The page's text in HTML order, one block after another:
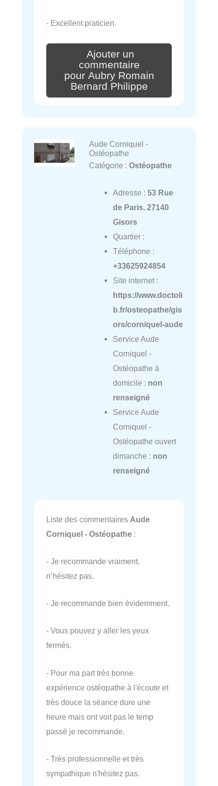
- Excellent praticien.
Ajouter un
commentaire
pour Aubry Romain
Bernard Philippe
Aude Corniquel -
Ostéopathe
Catégorie : Ostéopathe
Adresse : 53 Rue
de Paris, 27140
Gisors
Quartier :
Téléphone :
+33625924854
Site internet :
https://www.doctoli
b.fr/osteopathe/gis
ors/corniquel-aude
Service Aude
Corniquel -
Ostéopathe à
domicile : non
renseigné
Service Aude
Corniquel -
Ostéopathe ouvert
dimanche : non
renseigné
Liste des commentaires Aude
Corniquel - Ostéopathe :
- Je recommande vraiment,
n’hésitez pas.
- Je recommande bien évidemment.
- Vous pouvez y aller les yeux
fermés.
- Pour ma part très bonne
expérience ostéopathe à l'écoute et
très douce la séance dure une
heure mais ont voit pas le temp
passé je recommande.
- Très professionnelle et très
sympathique n'hésitez pas.